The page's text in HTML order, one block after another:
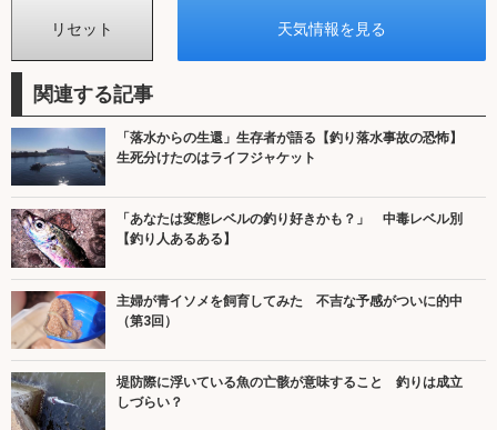
関連する記事
「落水からの生還」生存者が語る【釣り落水事故の恐怖】
生死分けたのはライフジャケット
「あなたは変態レベルの釣り好きかも？」 中毒レベル別
【釣り人あるある】
主婦が青イソメを飼育してみた 不吉な予感がついに的中
（第3回）
堤防際に浮いている魚の亡骸が意味すること 釣りは成立
しづらい？